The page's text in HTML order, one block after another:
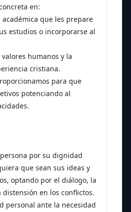
en:
académica que les prepare
estudios o incorporarse al
humanos y la
cristiana.
para que
potenciando al
por su dignidad
que sean sus ideas y
optando por el diálogo, la
en los conflictos.
personal ante la necesidad